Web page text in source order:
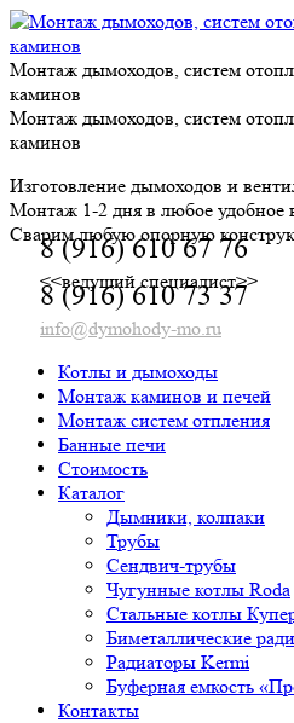
Skip
to
content
Монтаж дымоходов, систем
каминов
Монтаж дымоходов, систем
каминов
Изготовление дымоходов и
Монтаж 1-2 дня в любое удобное
Сварим любую опорную
8 (916) 610 67 76
<<ведущий специалист>>
8 (916) 610 73 37
info@dymohody-mo.ru
Котлы и дымоходы
Монтаж каминов и печей
Монтаж систем отпления
Банные печи
Стоимость
Каталог
Дымники, колпаки
Трубы
Сендвич-трубы
Чугунные котлы Roda
Стальные котлы
Биметаллические
Радиаторы Kermi
Буферная емкость
Контакты